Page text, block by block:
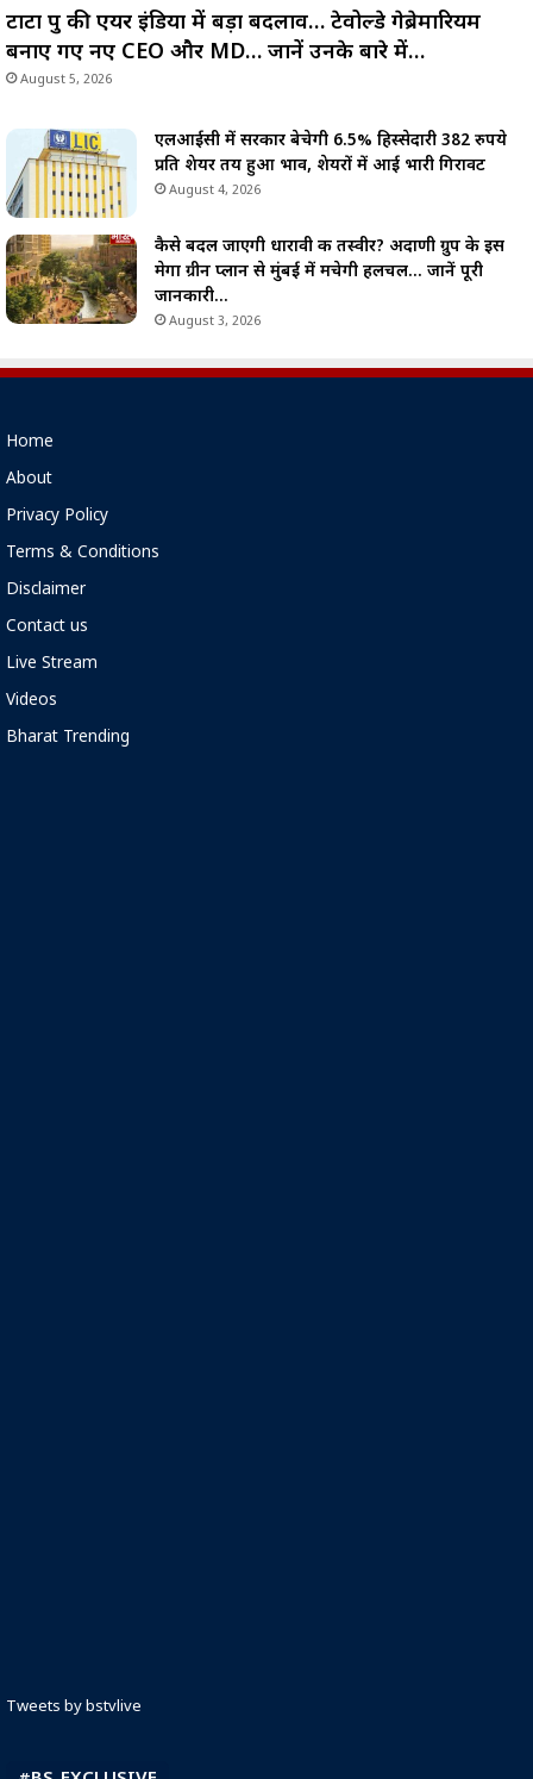
टाटा ग्रुप की एयर इंडिया में बड़ा बदलाव… टेवोल्डे गेब्रेमारियम
बनाए गए नए CEO और MD… जानें उनके बारे में…
August 5, 2026
एलआईसी में सरकार बेचेगी 6.5% हिस्सेदारी 382 रुपये
प्रति शेयर तय हुआ भाव, शेयरों में आई भारी गिरावट
August 4, 2026
कैसे बदल जाएगी धारावी की तस्वीर? अदाणी ग्रुप के इस
मेगा ग्रीन प्लान से मुंबई में मचेगी हलचल… जानें पूरी
जानकारी…
August 3, 2026
Home
About
Privacy Policy
Terms & Conditions
Disclaimer
Contact us
Live Stream
Videos
Bharat Trending
Tweets by bstvlive